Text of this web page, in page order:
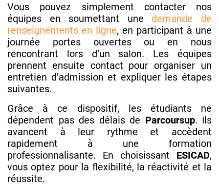
Vous pouvez simplement contacter nos
équipes en soumettant une demande de
renseignements en ligne, en participant à une
journée portes ouvertes ou en nous
rencontrant lors d’un salon. Les équipes
prennent ensuite contact pour organiser un
entretien d’admission et expliquer les étapes
suivantes.
Grâce à ce dispositif, les étudiants ne
dépendent pas des délais de Parcoursup. Ils
avancent à leur rythme et accèdent
rapidement à une formation
professionnalisante. En choisissant ESICAD,
vous optez pour la flexibilité, la réactivité et la
réussite.